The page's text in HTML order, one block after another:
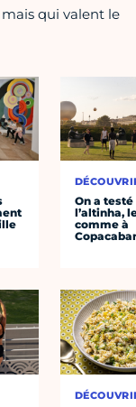
qui valent le
On a testé
l’altinha,
comme à